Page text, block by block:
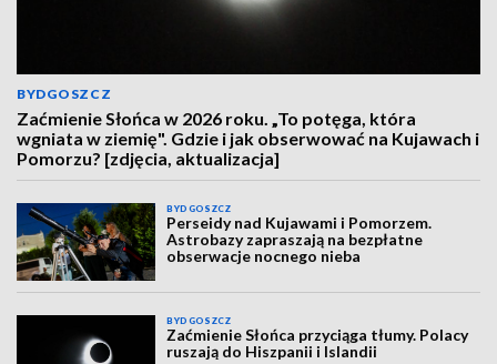
BYDGOSZCZ
Zaćmienie Słońca w 2026 roku. „To potęga, która
wgniata w ziemię". Gdzie i jak obserwować na Kujawach i
Pomorzu? [zdjęcia, aktualizacja]
BYDGOSZCZ
Perseidy nad Kujawami i Pomorzem.
Astrobazy zapraszają na bezpłatne
obserwacje nocnego nieba
BYDGOSZCZ
Zaćmienie Słońca przyciąga tłumy. Polacy
ruszają do Hiszpanii i Islandii